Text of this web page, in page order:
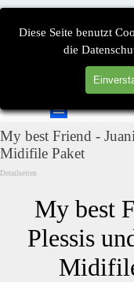
Diese Seite benutzt
die
Direkt zum Seiteninhalt
My best Friend -
Midifile Paket
Detailseiten
My best
Plessis